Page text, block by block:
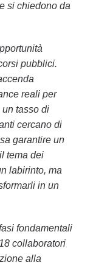
si chiedono da
pubblici.
reali per
tasso di
cercano di
garantire un
tema dei
labirinto, ma
in un
fondamentali
collaboratori
alla